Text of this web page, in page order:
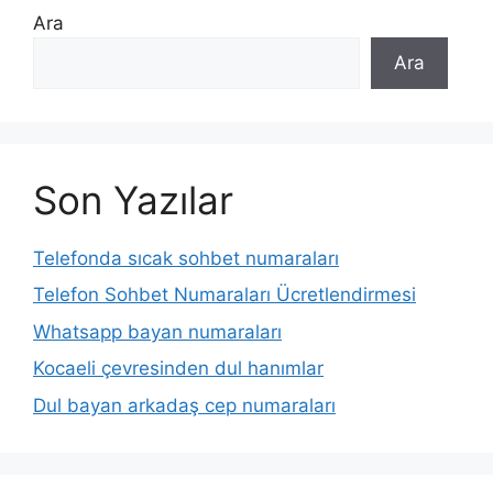
Ara
Ara
Son Yazılar
Telefonda sıcak sohbet numaraları
Telefon Sohbet Numaraları Ücretlendirmesi
Whatsapp bayan numaraları
Kocaeli çevresinden dul hanımlar
Dul bayan arkadaş cep numaraları